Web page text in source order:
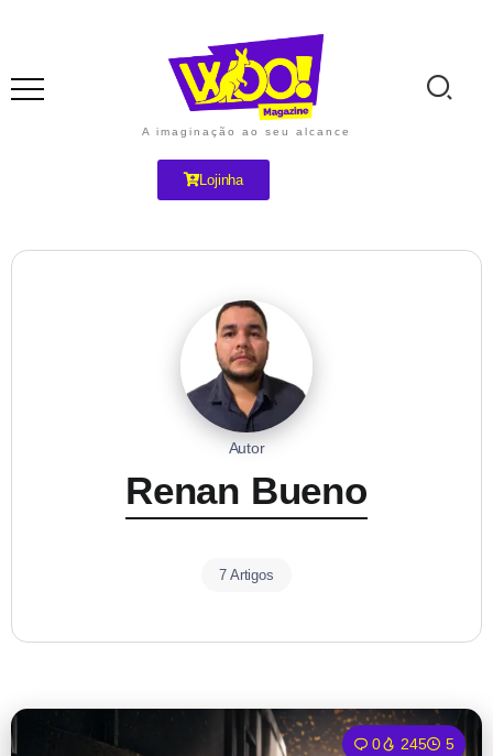
A imaginação ao seu alcance
Lojinha
Autor
Renan Bueno
7 Artigos
0 245 5